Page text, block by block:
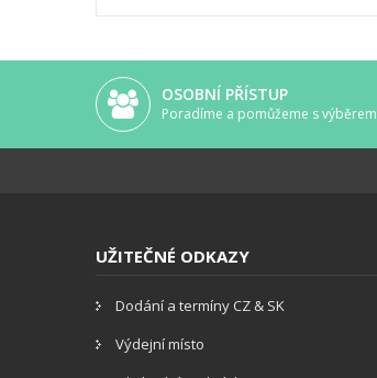
OSOBNÍ PŘÍSTUP
Poradíme a pomůžeme s výběrem
UŽITEČNÉ ODKAZY
Dodání a termíny CZ & SK
Výdejní místo